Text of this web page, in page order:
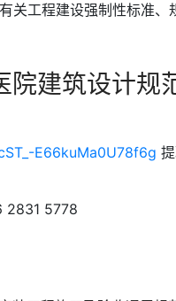
关工程建设强制性标准
建筑设计规
E66kuMa0U78f6g
2831 5778